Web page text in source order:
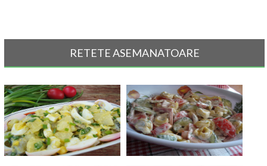
RETETE ASEMANATOARE